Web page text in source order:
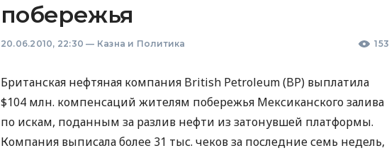
побережья
20.06.2010, 22:30 — Казна и Политика 153
Британская нефтяная компания British Petroleum (BP) выплатила
$104 млн. компенсаций жителям побережья Мексиканского залива
по искам, поданным за разлив нефти из затонувшей платформы.
Компания выписала более 31 тыс. чеков за последние семь недель,